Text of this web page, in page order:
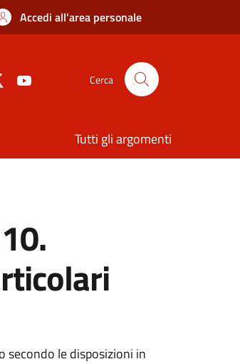
Accedi all'area personale
Cerca
Tutti gli argomenti
le disposizioni in